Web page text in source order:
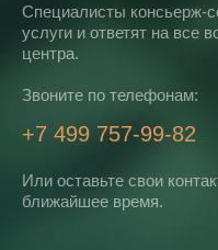
Специалисты консьерж-
услуги и ответят на все
центра.
Звоните по телефонам:
+7 499 757-99-82
Или оставьте свои
ближайшее время.